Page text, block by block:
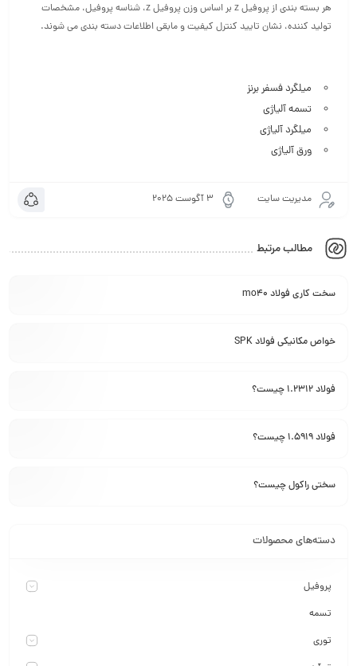
هر بسته بندی از پروفیل z بر اساس وزن پروفیل z، شناسه پروفیل، مشخصات
تولید کننده، نشان تایید کنترل کیفیت و مابقی اطلاعات دسته بندی می شوند.
میلگرد فسفر برنز
تسمه آلیاژی
میلگرد آلیاژی
ورق آلیاژی
مدیریت سایت 3 آگوست 2025
مطالب مرتبط
سخت کاری فولاد mo40
خواص مکانیکی فولاد SPK
فولاد 1.2312 چیست؟
فولاد 1.5919 چیست؟
سختی راکول چیست؟
دسته‌های محصولات
پروفیل
تسمه
توری